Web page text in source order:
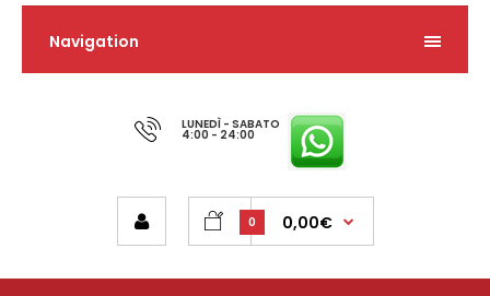
Navigation
LUNEDÌ - SABATO
4:00 - 24:00
0 0,00€